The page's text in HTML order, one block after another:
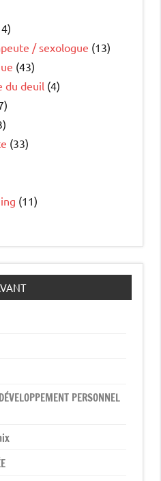
/ sexologue (13)
(43)
du deuil (4)
(33)
(11)
PERSONNEL